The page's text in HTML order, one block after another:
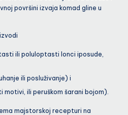
površini izvaja komad gline u
ili poluloptasti lonci iposude,
ili posluživanje) i
ili peruškom šarani bojom).
majstorskoj recepturi na